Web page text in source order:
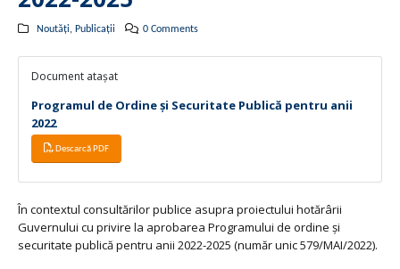
Noutăți, Publicații 0 Comments
Document atașat
Programul de Ordine și Securitate Publică pentru anii
2022
Descarcă PDF
În contextul consultărilor publice asupra proiectului hotărârii
Guvernului cu privire la aprobarea Programului de ordine și
securitate publică pentru anii 2022-2025 (număr unic 579/MAI/2022).